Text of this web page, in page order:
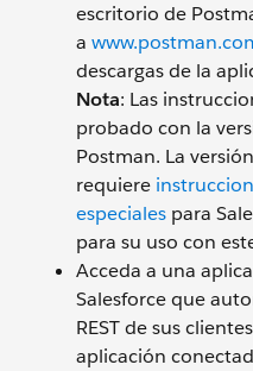
escritorio de
a
descargas de la
Nota: Las
probado con la
Postman. La
requiere
especiales para
para su uso con
Acceda a una
Salesforce que
REST de sus
aplicación